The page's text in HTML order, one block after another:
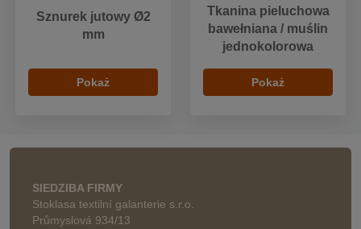
Sznurek jutowy Ø2
mm
Pokaż
Tkanina pieluchowa
bawełniana / muślin
jednokolorowa
Pokaż
SIEDZIBA FIRMY
Stoklasa textilní galanterie s.r.o.
Průmyslová 934/13